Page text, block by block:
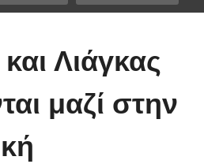
Λιάγκας
μαζί στην